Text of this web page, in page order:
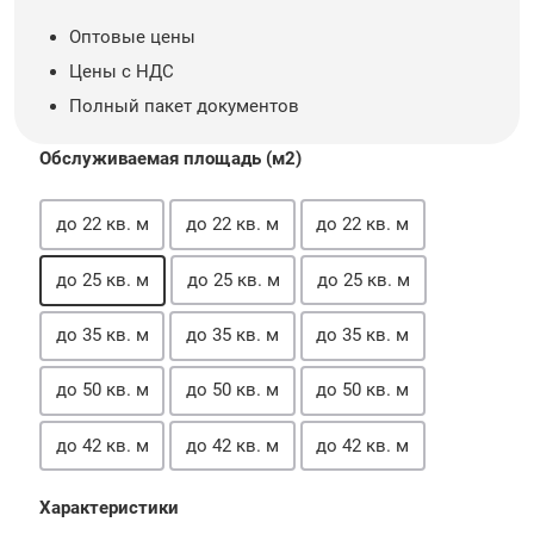
Оптовые цены
Цены с НДС
Полный пакет документов
Обслуживаемая площадь (м2)
до 22 кв. м до 22 кв. м до 22 кв. м
до 25 кв. м до 25 кв. м до 25 кв. м
до 35 кв. м до 35 кв. м до 35 кв. м
до 50 кв. м до 50 кв. м до 50 кв. м
до 42 кв. м до 42 кв. м до 42 кв. м
Характеристики